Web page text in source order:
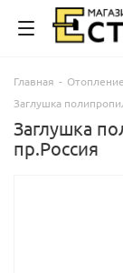
Главная - Отопление
Заглушка
Заглушка
пр.Россия